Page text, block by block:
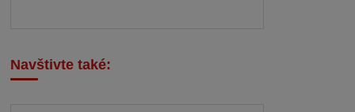
Navštivte také: